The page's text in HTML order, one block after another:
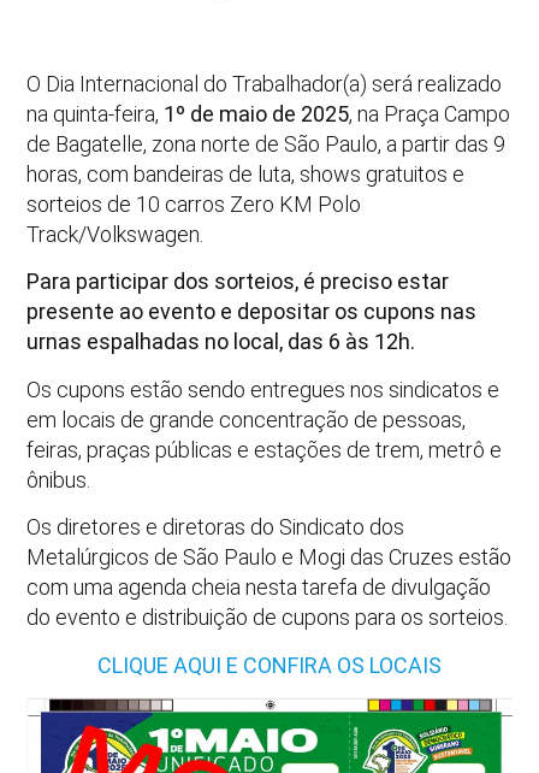
O Dia Internacional do Trabalhador(a) será realizado
na quinta-feira, 1º de maio de 2025, na Praça Campo
de Bagatelle, zona norte de São Paulo, a partir das 9
horas, com bandeiras de luta, shows gratuitos e
sorteios de 10 carros Zero KM Polo
Track/Volkswagen.
Para participar dos sorteios, é preciso estar
presente ao evento e depositar os cupons nas
urnas espalhadas no local, das 6 às 12h.
Os cupons estão sendo entregues nos sindicatos e
em locais de grande concentração de pessoas,
feiras, praças públicas e estações de trem, metrô e
ônibus.
Os diretores e diretoras do Sindicato dos
Metalúrgicos de São Paulo e Mogi das Cruzes estão
com uma agenda cheia nesta tarefa de divulgação
do evento e distribuição de cupons para os sorteios.
CLIQUE AQUI E CONFIRA OS LOCAIS